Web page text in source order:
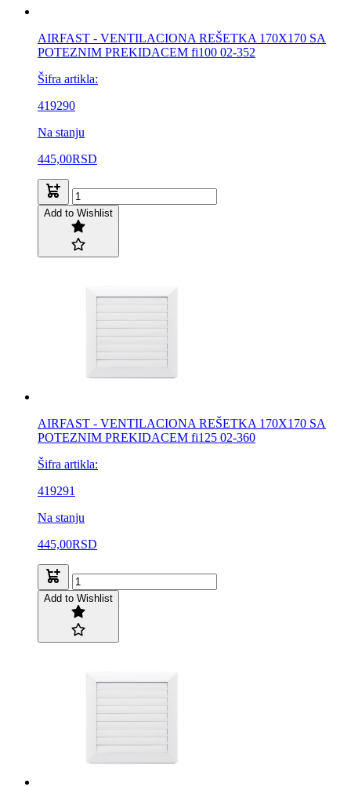
AIRFAST - VENTILACIONA REŠETKA 170X170 SA
POTEZNIM PREKIDACEM fi100 02-352
Šifra artikla:
419290
Na stanju
445,00RSD
Add to Wishlist
AIRFAST - VENTILACIONA REŠETKA 170X170 SA
POTEZNIM PREKIDACEM fi125 02-360
Šifra artikla:
419291
Na stanju
445,00RSD
Add to Wishlist